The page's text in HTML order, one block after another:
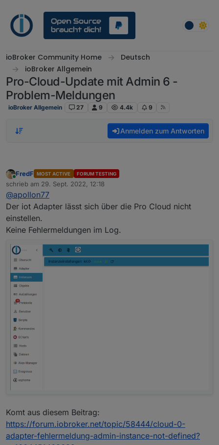
ioBroker Community Home
Deutsch
ioBroker Allgemein
Pro-Cloud-Update mit Admin 6 -
Problem-Meldungen
ioBroker Allgemein 27 9 4.4k 9
Anmelden zum Antworten
Online
FredF MOST ACTIVE FORUM TESTING
schrieb am 29. Sept. 2022, 12:18
zuletzt editiert von
@apollon77
Der iot Adapter lässt sich über die Pro Cloud nicht
einstellen.
Keine Fehlermeldungen im Log.
Komt aus diesem Beitrag:
https://forum.iobroker.net/topic/58444/cloud-0-
adapter-fehlermeldung-admin-instance-not-defined?